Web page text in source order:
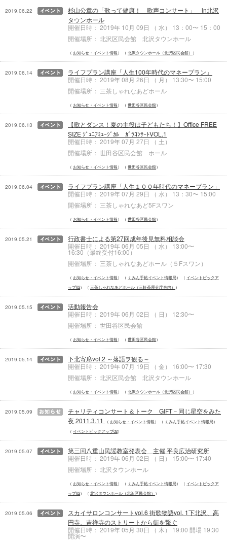
2019.06.22
杉山公章の「歌って健康！ 歌声コンサート」 in北沢
タウンホール
開催日時： 2019年 10月 09日 （ 水） 13：00〜 15：00
開催場所： 北沢区民会館 北沢タウンホール
お知らせ・イベント情報 北沢タウンホール（北沢区民会館）
2019.06.14
ライフプラン講座「人生100年時代のマネープラン」
開催日時： 2019年 08月 26日 （ 月） 13:30〜 15:00
開催場所： 三茶しゃれなあどホール
お知らせ・イベント情報 世田谷区民会館
2019.06.13
【歌とダンス！夏の主役は子どもたち！】Office FREE
SIZE ｼﾞｭﾆｱﾐｭｰｼﾞｶﾙ ｶﾞﾗｺﾝｻｰﾄVOL.1
開催日時： 2019年 07月 27日 （ 土）
開催場所： 世田谷区民会館 ホール
お知らせ・イベント情報 世田谷区民会館
2019.06.04
ライフプラン講座「人生１００年時代のマネープラン」
開催日時： 2019年 07月 29日 （ 水） 13：30〜 15:00
開催場所： 三茶しゃれなあど5Fスワン
お知らせ・イベント情報 世田谷区民会館
2019.05.21
行政書士による第27回成年後見無料相談会
開催日時： 2019年 06月 05日 （ 水） 13:00〜
16:30（最終受付16:00）
開催場所： 三茶しゃれなあどホール（５Fスワン）
お知らせ・イベント情報 くみん手帖イベント情報局
イベントピックア
ップ02
三茶しゃれなあどホール（三軒茶屋分庁舎内）
2019.05.15
活動報告会
開催日時： 2019年 06月 02日 （ 日） 12:30〜
開催場所： 世田谷区民会館
お知らせ・イベント情報 世田谷区民会館
2019.05.14
下北寄席vol.2 ～落語ヲ観る～
開催日時： 2019年 07月 19日 （ 金） 16:00〜 17:30
開催場所： 北沢区民会館 北沢タウンホール
お知らせ・イベント情報 北沢タウンホール（北沢区民会館）
2019.05.09
チャリティコンサート＆トーク GIFT－同じ星空をみた
夜 2011.3.11
お知らせ・イベント情報
くみん手帖イベント情報局
イベントピックアップ02
2019.05.07
第三回八重山民謡教室発表会 主催 平良広治研究所
開催日時： 2019年 06月 02日 （ 日） 15:00〜 17:40
開催場所： 北沢タウンホール
お知らせ・イベント情報 くみん手帖イベント情報局
イベントピックア
ップ02
北沢タウンホール（北沢区民会館）
2019.05.06
スカイサロンコンサートvol.6 街歌物語vol. 1下北沢、高
円寺、吉祥寺のストリートから街を繋ぐ
開催日時： 2019年 05月 30日 （ 木） 19:00 開場 19:30
開演〜